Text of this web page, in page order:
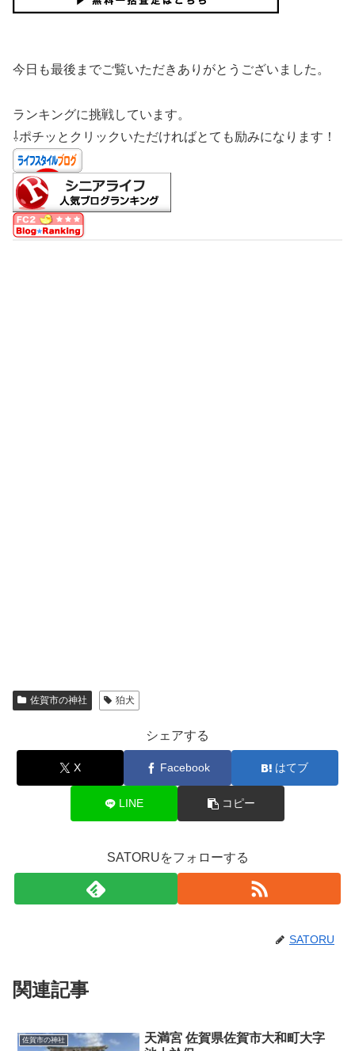
今日も最後までご覧いただきありがとうございました。
ランキングに挑戦しています。
⇩ポチッとクリックいただければとても励みになります！
佐賀市の神社 狛犬
シェアする
X Facebook はてブ
LINE コピー
SATORUをフォローする
SATORU
関連記事
佐賀市の神社
天満宮 佐賀県佐賀市大和町大字